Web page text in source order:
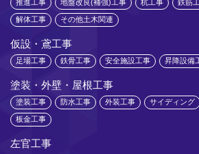
推進工事 地盤改良(補強)工事 杭工事 鉄筋
解体工事 その他土木関連
仮設・鳶工事
足場工事 鉄骨工事 安全施設工事 昇降設備
塗装・外壁・屋根工事
塗装工事 防水工事 外装工事 サイディング
板金工事
左官工事